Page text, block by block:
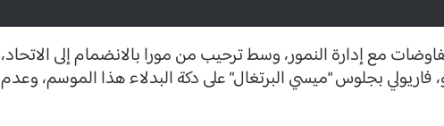
مع إدارة النمور، وسط ترحيب من مورا بالانضمام إلى الاتحاد،
فاريولي بجلوس “ميسي البرتغال” على دكة البدلاء هذا الموسم، وعدم